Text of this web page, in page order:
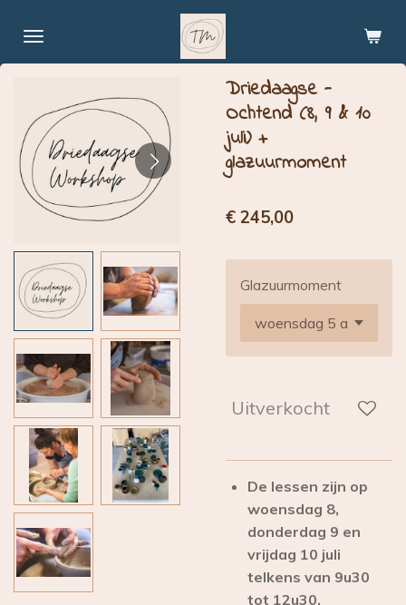
direct
naar
hoofdinhoud
Driedaagse -
Ochtend (8, 9 & 10
juli) +
glazuurmoment
€ 245,00
Glazuurmoment
Uitverkocht
De lessen zijn op
woensdag 8,
donderdag 9 en
vrijdag 10 juli
telkens van 9u30
tot 12u30.